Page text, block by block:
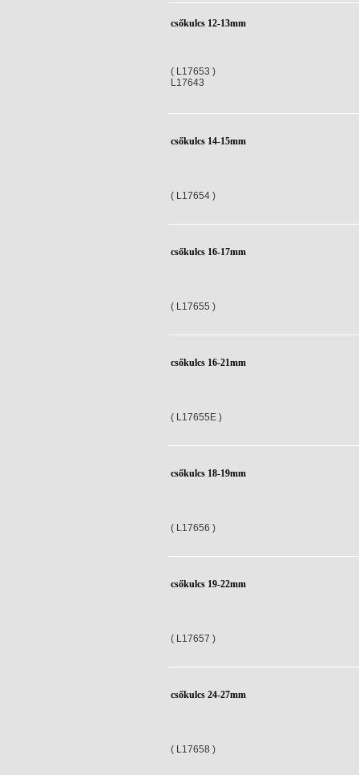
csőkulcs 12-13mm
( L17653 )
L17643
csőkulcs 14-15mm
( L17654 )
csőkulcs 16-17mm
( L17655 )
csőkulcs 16-21mm
( L17655E )
csőkulcs 18-19mm
( L17656 )
csőkulcs 19-22mm
( L17657 )
csőkulcs 24-27mm
( L17658 )